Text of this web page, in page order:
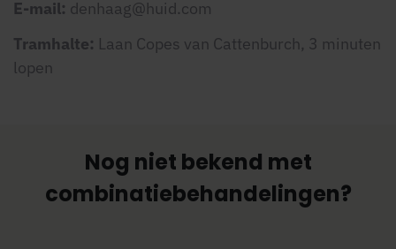
E-mail: denhaag@huid.com
Tramhalte: Laan Copes van Cattenburch, 3 minuten
lopen
Nog niet bekend met
combinatiebehandelingen?